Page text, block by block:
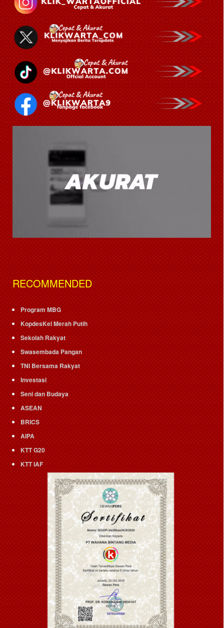
RECOMMENDED
Program MBG
KopdesKel Merah Putih
Sekolah Rakyat
Swasembada Pangan
TNI Bersama Rakyat
Investasi
Seni dan Budaya
ASEAN
BRICS
AIPA
KTT G20
KTT IAF